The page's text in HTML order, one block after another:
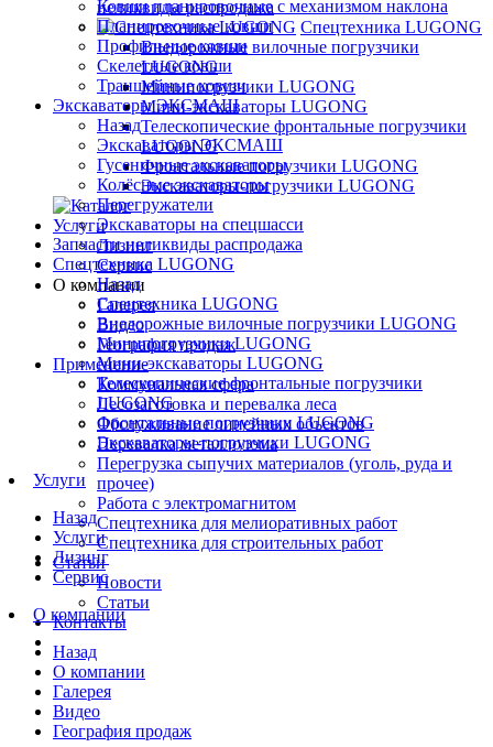
неликвиды распродажа
Спецтехника LUGONG
Внедорожные вилочные погрузчики
LUGONG
Минипогрузчики LUGONG
Мини-экскаваторы LUGONG
Телескопические фронтальные погрузчики
LUGONG
Фронтальные погрузчики LUGONG
Экскаваторы-погрузчики LUGONG
Услуги
Лизинг
Сервис
О компании
Галерея
Видео
География продаж
Применение
Коммунальная сфера
Лесозаготовка и перевалка леса
Обслуживание линейных объектов
Перевалка металлолома
Перегрузка сыпучих материалов (уголь, руда и
прочее)
Работа с электромагнитом
Спецтехника для мелиоративных работ
Спецтехника для строительных работ
Статьи
Новости
Статьи
Контакты
Ковши планировочные с механизмом наклона
Планировочные ковши
Профильные ковши
Скелетные ковши
Траншейные ковши
Экскаваторы ЭКСМАШ
Назад
Экскаваторы ЭКСМАШ
Гусеничные экскаваторы
Колёсные экскаваторы
Перегружатели
Экскаваторы на спецшасси
Запчасти неликвиды распродажа
Спецтехника LUGONG
Назад
Спецтехника LUGONG
Внедорожные вилочные погрузчики LUGONG
Минипогрузчики LUGONG
Мини-экскаваторы LUGONG
Телескопические фронтальные погрузчики
LUGONG
Фронтальные погрузчики LUGONG
Экскаваторы-погрузчики LUGONG
Услуги
Назад
Услуги
Лизинг
Сервис
О компании
Назад
О компании
Галерея
Видео
География продаж